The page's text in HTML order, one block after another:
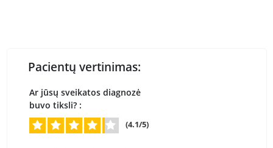
Pacientų vertinimas:
Ar jūsų sveikatos diagnozė
buvo tiksli? :
(4.1/5)